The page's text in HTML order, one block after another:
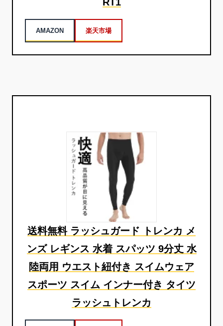
AMAZON 楽天市場
送料無料 ラッシュガード トレンカ メ
ンズ レギンス 水着 スパッツ 9分丈 水
陸両用 ウエスト紐付き スイムウェア
スポーツ スイム インナー付き タイツ
ラッシュトレンカ